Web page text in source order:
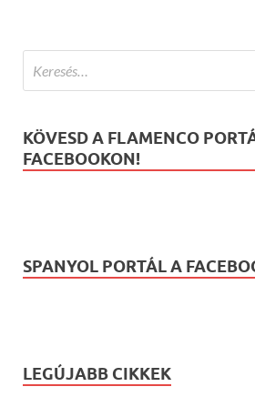
KÖVESD A FLAMENCO
FACEBOOKON!
SPANYOL PORTÁL A
LEGÚJABB CIKKEK